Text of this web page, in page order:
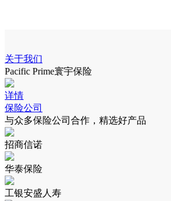
关于我们
Pacific Prime寰宇保险
详情
保险公司
与众多保险公司合作，精选好产品
招商信诺
华泰保险
工银安盛人寿